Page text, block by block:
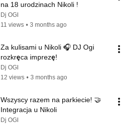
na 18 urodzinach Nikoli !
Dj OGI
11 views • 3 months ago
Za kulisami u Nikoli 🎧 DJ Ogi
rozkręca imprezę!
Dj OGI
12 views • 3 months ago
Wszyscy razem na parkiecie! 🤝
Integracja u Nikoli
Dj OGI